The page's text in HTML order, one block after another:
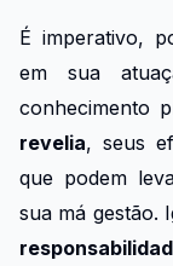
É imperativo,
em sua
conhecimento
revelia, seus
que podem
sua má gestão.